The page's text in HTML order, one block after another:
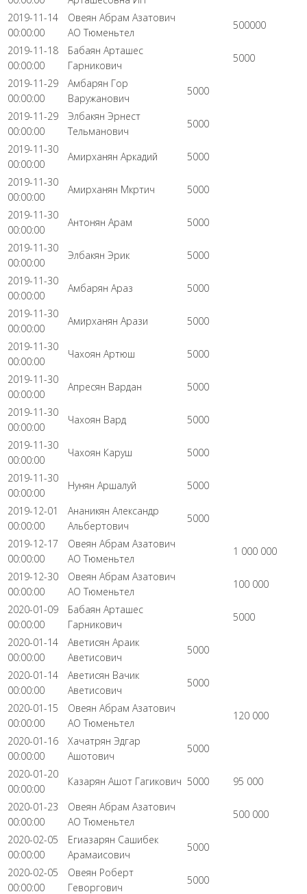
2019-11-14
00:00:00
Овеян Абрам Азатович
АО Тюменьтел
500000
2019-11-18
00:00:00
Бабаян Арташес
Гарникович
5000
2019-11-29
00:00:00
Амбарян Гор
Варужанович
5000
2019-11-29
00:00:00
Элбакян Эрнест
Тельманович
5000
2019-11-30
00:00:00
Амирханян Аркадий
5000
2019-11-30
00:00:00
Амирханян Мкртич
5000
2019-11-30
00:00:00
Антонян Арам
5000
2019-11-30
00:00:00
Элбакян Эрик
5000
2019-11-30
00:00:00
Амбарян Араз
5000
2019-11-30
00:00:00
Амирханян Арази
5000
2019-11-30
00:00:00
Чахоян Артюш
5000
2019-11-30
00:00:00
Апресян Вардан
5000
2019-11-30
00:00:00
Чахоян Вард
5000
2019-11-30
00:00:00
Чахоян Каруш
5000
2019-11-30
00:00:00
Нунян Аршалуй
5000
2019-12-01
00:00:00
Ананикян Александр
Альбертович
5000
2019-12-17
00:00:00
Овеян Абрам Азатович
АО Тюменьтел
1 000 000
2019-12-30
00:00:00
Овеян Абрам Азатович
АО Тюменьтел
100 000
2020-01-09
00:00:00
Бабаян Арташес
Гарникович
5000
2020-01-14
00:00:00
Аветисян Араик
Аветисович
5000
2020-01-14
00:00:00
Аветисян Вачик
Аветисович
5000
2020-01-15
00:00:00
Овеян Абрам Азатович
АО Тюменьтел
120 000
2020-01-16
00:00:00
Хачатрян Эдгар
Ашотович
5000
2020-01-20
00:00:00
Казарян Ашот Гагикович 5000
95 000
2020-01-23
00:00:00
Овеян Абрам Азатович
АО Тюменьтел
500 000
2020-02-05
00:00:00
Егиазарян Сашибек
Арамаисович
5000
2020-02-05
00:00:00
Овеян Роберт
Геворгович
5000